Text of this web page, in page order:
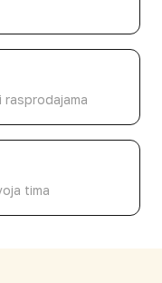
tima